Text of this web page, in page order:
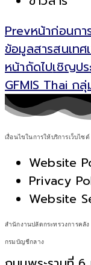
Prevหน้าก่อนก
ข้อมูลสารสนเทศ
หน้าถัดไปเชิญป
GFMIS Thai กลุ่
เงื่อนไขในการให้บริการเว็บไซต์
Website
Privacy
Website
สำนักงานปลัดกระทรวงการคลัง
กรมบัญชีกลาง